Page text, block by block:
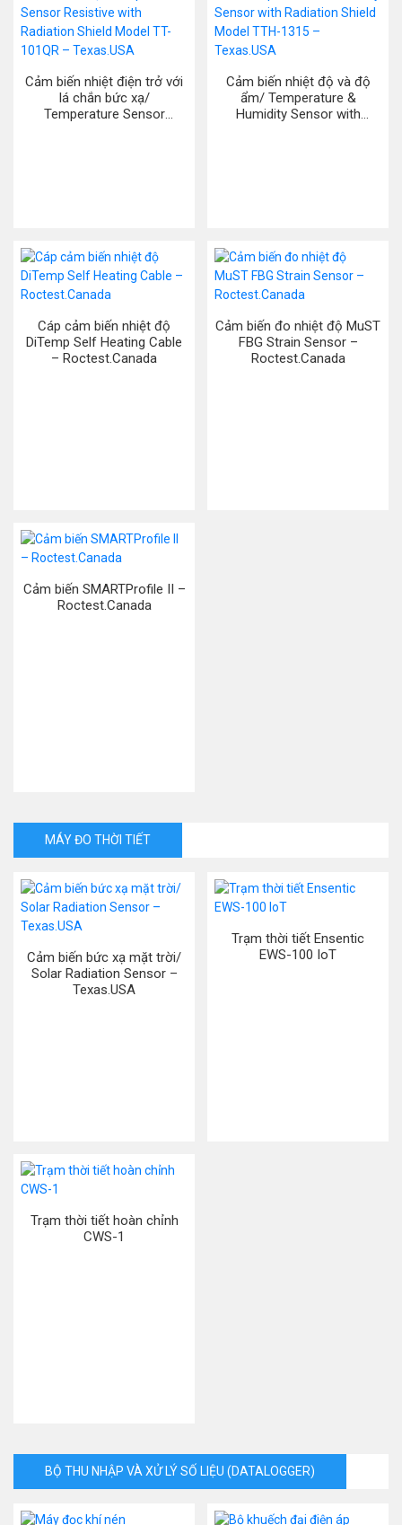
Cảm biến nhiệt điện trở với
lá chắn bức xạ/
Temperature Sensor
Cảm biến nhiệt độ và độ
ẩm/ Temperature &
Humidity Sensor with
Cáp cảm biến nhiệt độ
DiTemp Self Heating Cable
– Roctest.Canada
Cảm biến đo nhiệt độ MuST
FBG Strain Sensor –
Roctest.Canada
Cảm biến SMARTProfile II –
Roctest.Canada
MÁY ĐO THỜI TIẾT
Cảm biến bức xạ mặt trời/
Solar Radiation Sensor –
Texas.USA
Trạm thời tiết Ensentic
EWS-100 IoT
Trạm thời tiết hoàn chỉnh
CWS-1
BỘ THU NHẬP VÀ XỬ LÝ SỐ LIỆU (DATALOGGER)